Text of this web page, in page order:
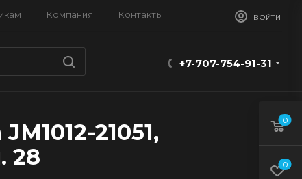
Компания Контакты ВОЙТИ
+7-707-754-91-31
21051,
28
0
0